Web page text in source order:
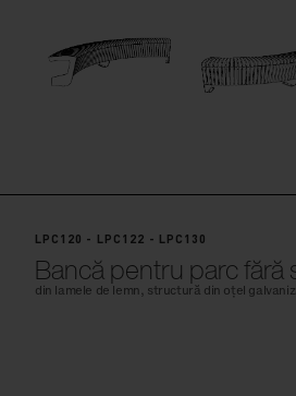
LPC120 - LPC122 - LPC130
Bancă pentru parc fără
din lamele de lemn, structură din oțel